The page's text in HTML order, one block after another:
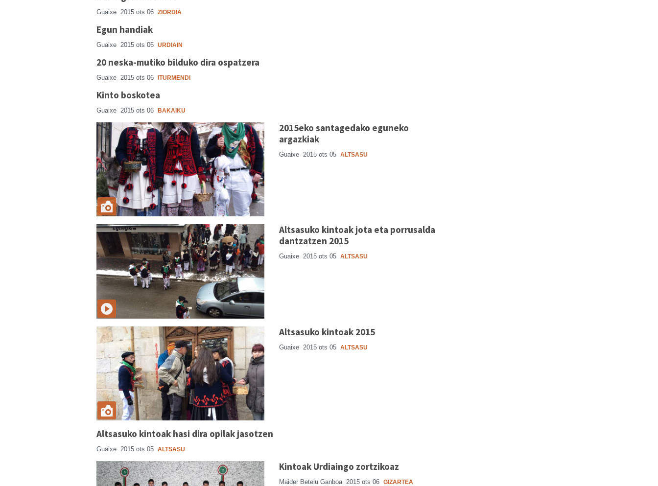
Guaixe 2015 ots 06 ZIORDIA
Egun handiak
Guaixe 2015 ots 06 URDIAIN
20 neska-mutiko bilduko dira ospatzera
Guaixe 2015 ots 06 ITURMENDI
Kinto boskotea
Guaixe 2015 ots 06 BAKAIKU
2015eko santagedako eguneko
argazkiak
Guaixe 2015 ots 05 ALTSASU
Altsasuko kintoak jota eta porrusalda
dantzatzen 2015
Guaixe 2015 ots 05 ALTSASU
Altsasuko kintoak 2015
Guaixe 2015 ots 05 ALTSASU
Altsasuko kintoak hasi dira opilak jasotzen
Guaixe 2015 ots 05 ALTSASU
Kintoak Urdiaingo zortzikoaz
Maider Betelu Ganboa 2015 ots 06 GIZARTEA